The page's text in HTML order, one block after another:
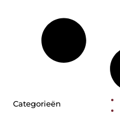
Categorieën